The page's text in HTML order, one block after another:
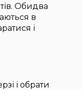
Обидва
в
і
і обрати